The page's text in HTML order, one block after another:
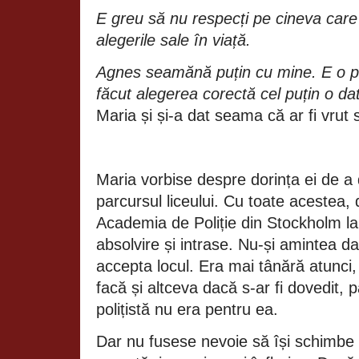
E greu să nu respecți pe cineva
alegerile sale în viață.
Agnes seamănă puțin cu mine. E o
făcut alegerea corectă cel puțin o
Maria și și‑a dat seama că ar fi vrut
Maria vorbise despre dorința ei de
parcursul liceului. Cu toate acestea,
Academia de Poliție din Stockholm
absolvire și intrase. Nu‑și amintea
accepta locul. Era mai tânără
facă și altceva dacă s‑ar fi dovedit,
polițistă nu era pentru ea.
Dar nu fusese nevoie să își